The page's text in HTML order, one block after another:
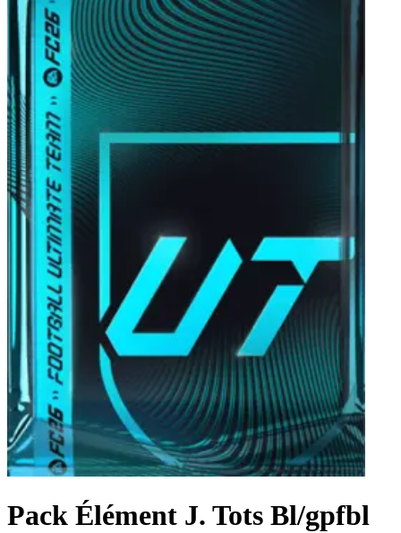
Pack Élément J. Tots Bl/gpfbl